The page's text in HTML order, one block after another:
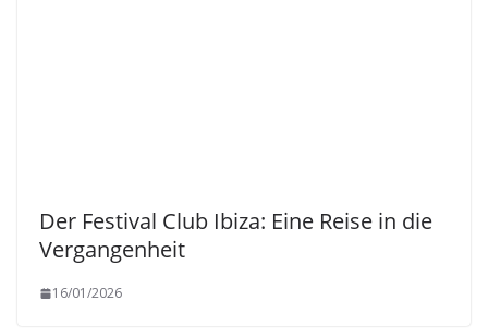
Der Festival Club Ibiza: Eine Reise in die
Vergangenheit
16/01/2026